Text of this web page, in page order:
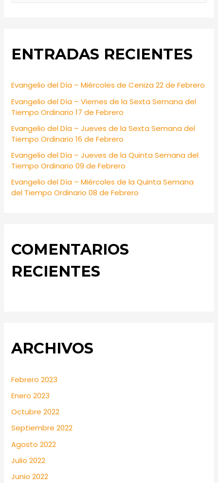
c
r
:
ENTRADAS RECIENTES
Evangelio del Día – Miércoles de Ceniza 22 de Febrero
Evangelio del Día – Viernes de la Sexta Semana del
Tiempo Ordinario 17 de Febrero
Evangelio del Día – Jueves de la Sexta Semana del
Tiempo Ordinario 16 de Febrero
Evangelio del Día – Jueves de la Quinta Semana del
Tiempo Ordinario 09 de Febrero
Evangelio del Día – Miércoles de la Quinta Semana
del Tiempo Ordinario 08 de Febrero
COMENTARIOS
RECIENTES
ARCHIVOS
Febrero 2023
Enero 2023
Octubre 2022
Septiembre 2022
Agosto 2022
Julio 2022
Junio 2022